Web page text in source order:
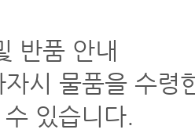
반품 안내
시 물품을 수령
있습니다.